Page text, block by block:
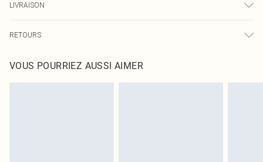
transferts de couleur peuvent se produire.
LIVRAISON
Livraison express France
Jusqu'à 2-3 jours ouvrables
RETOURS
pour nous retourner un article.
Veuillez noter que nous ne pouvons pas rembourser les masques tendance, les
VOUS POURRIEZ AUSSI AIMER